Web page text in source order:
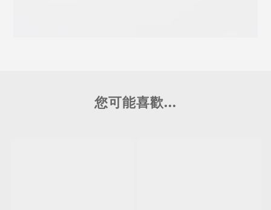
您可能喜歡...